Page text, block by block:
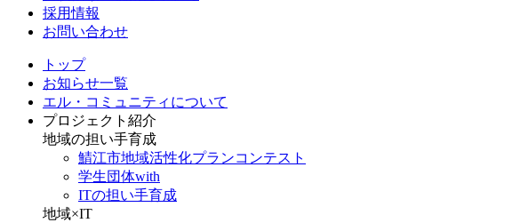
採用情報
お問い合わせ
トップ
お知らせ一覧
エル・コミュニティについて
プロジェクト紹介
地域の担い手育成
鯖江市地域活性化プランコンテスト
学生団体with
ITの担い手育成
地域×IT